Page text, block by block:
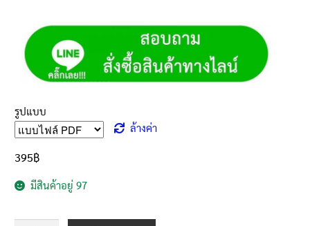
รูปแบบ
ล้างค่า
395฿
มีสินค้าอยู่ 97